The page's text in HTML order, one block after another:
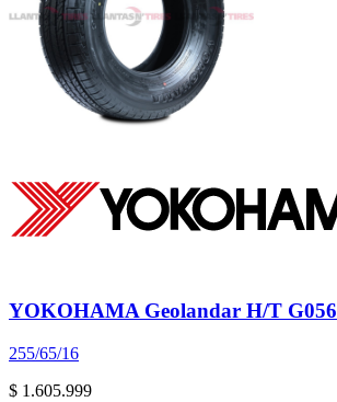
YOKOHAMA Geolandar H/T G056
255/65/16
$ 1.605.999